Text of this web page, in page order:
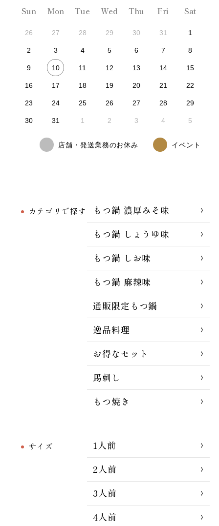
カテゴリで探す
もつ鍋 濃厚みそ味
もつ鍋 しょうゆ味
もつ鍋 しお味
もつ鍋 麻辣味
通販限定もつ鍋
逸品料理
お得なセット
馬刺し
もつ焼き
サイズ
1人前
2人前
3人前
4人前
Sun Mon Tue Wed Thu Fri Sat
26 27 28 29 30 31 1
2 3 4 5 6 7 8
9 10 11 12 13 14 15
16 17 18 19 20 21 22
23 24 25 26 27 28 29
30 31 1 2 3 4 5
店舗・発送業務のお休み イベント